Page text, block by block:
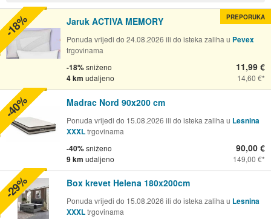
Jaruk ACTIVA MEMORY
Ponuda vrijedi do 24.08.2026 ili do isteka zaliha u Pevex
trgovinama
-18%sniženo
4 km udaljeno
11,99 €
14,60 €
PREPORUKA
-18%
Madrac Nord 90x200 cm
Ponuda vrijedi do 15.08.2026 ili do isteka zaliha u Lesnina
XXXLtrgovinama
-40%sniženo
9 km udaljeno
90,00 €
149,00 €
-40%
Box krevet Helena 180x200cm
Ponuda vrijedi do 15.08.2026 ili do isteka zaliha u Lesnina
XXXLtrgovinama
-29%